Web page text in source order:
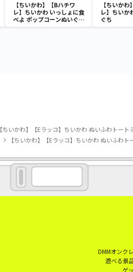
【ちいかわ】【Bハチワ
レ】ちいかわ いっしょに食
べよ ポップコーンぬいぐる
み
【ちいか
レ】ちいか
ぐち
【ちいかわ】【Eラッコ】ちいかわ ぬいふわトート
【ちいかわ】【Eラッコ】ちいかわ ぬいふわト
DMMオンク
遊べる景
ゲ